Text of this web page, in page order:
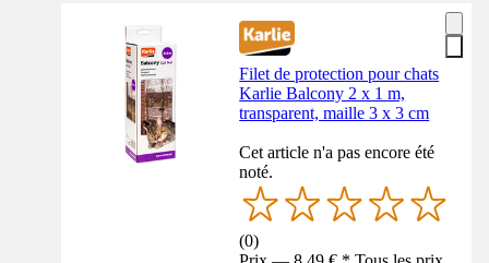
Filet de protection pour chats
Karlie Balcony 2 x 1 m,
transparent, maille 3 x 3 cm
Cet article n'a pas encore été
noté.
(0)